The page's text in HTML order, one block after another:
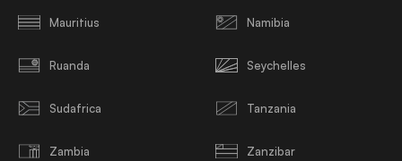
Mauritius Namibia
Ruanda Seychelles
Sudafrica Tanzania
Zambia Zanzibar